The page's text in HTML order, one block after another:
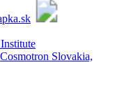
Cosmotron Slovakia,